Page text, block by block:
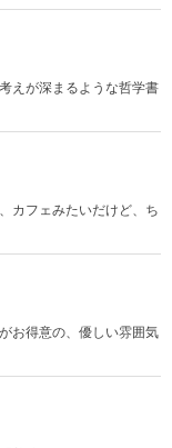
えが深まるような哲学書
カフェみたいだけど、ち
お得意の、優しい雰囲気